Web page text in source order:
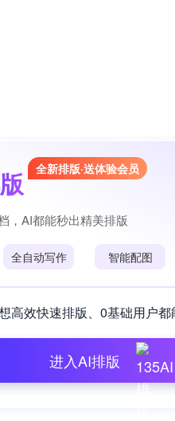
全新排版·送体验会员
，AI都能秒出精美排版
全自动写作 智能配图
高效快速排版、0基础用户都
进入AI排版